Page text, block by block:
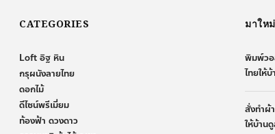
CATEGORIES
Loft อิฐ หิน
กรุผนังลายไทย
ดอกไม้
ดีไซน์พรีเมี่ยม
ท้องฟ้า ดวงดาว
มาใหม่
พิมพ์วอ
ไทยให้
สั่งทำผ้
ให้บ้าน